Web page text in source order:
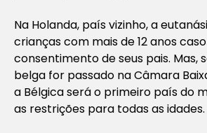
Na Holanda, país vizinho, a
crianças com mais de 12 anos
consentimento de seus pais. Mas,
belga for passado na Câmara
a Bélgica será o primeiro país do
as restrições para todas as idades.